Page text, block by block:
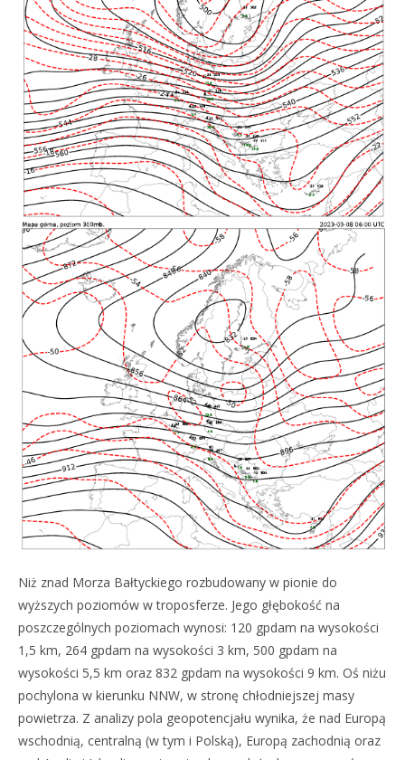
Niż znad Morza Bałtyckiego rozbudowany w pionie do
wyższych poziomów w troposferze. Jego głębokość na
poszczególnych poziomach wynosi: 120 gpdam na wysokości
1,5 km, 264 gpdam na wysokości 3 km, 500 gpdam na
wysokości 5,5 km oraz 832 gpdam na wysokości 9 km. Oś niżu
pochylona w kierunku NNW, w stronę chłodniejszej masy
powietrza. Z analizy pola geopotencjału wynika, że nad Europą
wschodnią, centralną (w tym i Polską), Europą zachodnią oraz